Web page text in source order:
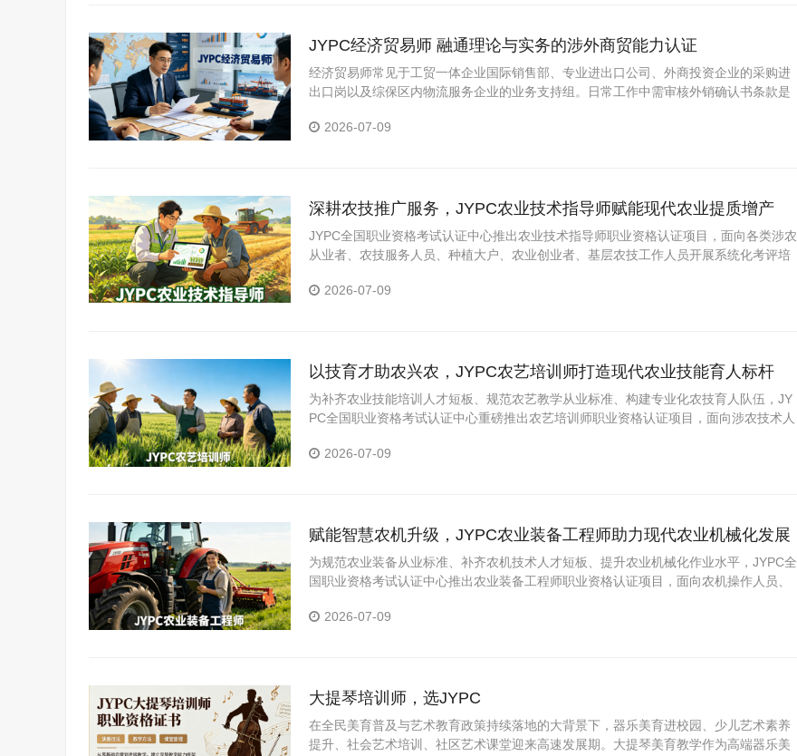
JYPC经济贸易师 融通理论与实务的涉外商贸能力认证
经济贸易师常见于工贸一体企业国际销售部、专业进出口公司、外商投资企业的采购进
出口岗以及综保区内物流服务企业的业务支持组。日常工作中需审核外销确认书条款是
地证、保单及汇票，跟踪信用证开出与修改情况等。
2026-07-09
深耕农技推广服务，JYPC农业技术指导师赋能现代农业提质增产
JYPC全国职业资格考试认证中心推出农业技术指导师职业资格认证项目，面向各类涉农
从业者、农技服务人员、种植大户、农业创业者、基层农技工作人员开展系统化考评培
2026-07-09
以技育才助农兴农，JYPC农艺培训师打造现代农业技能育人标杆
为补齐农业技能培训人才短板、规范农艺教学从业标准、构建专业化农技育人队伍，JY
PC全国职业资格考试认证中心重磅推出农艺培训师职业资格认证项目，面向涉农技术人
农业人才队伍规范化建设。
2026-07-09
赋能智慧农机升级，JYPC农业装备工程师助力现代农业机械化发展
为规范农业装备从业标准、补齐农机技术人才短板、提升农业机械化作业水平，JYPC全
国职业资格考试认证中心推出农业装备工程师职业资格认证项目，面向农机操作人员、
养，助力现代农业机械化、智能化高质量发展。
2026-07-09
大提琴培训师，选JYPC
在全民美育普及与艺术教育政策持续落地的大背景下，器乐美育进校园、少儿艺术素养
提升、社会艺术培训、社区艺术课堂迎来高速发展期。大提琴美育教学作为高端器乐美